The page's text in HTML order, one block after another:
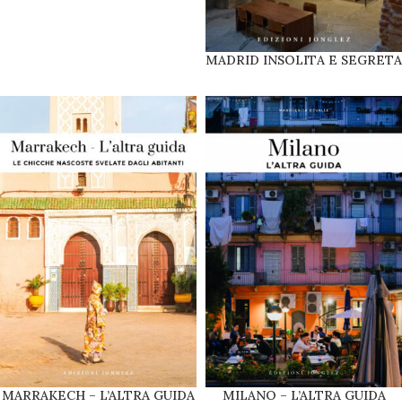
MADRID INSOLITA E SEGRETA
MARRAKECH – L’ALTRA GUIDA MILANO – L’ALTRA GUIDA